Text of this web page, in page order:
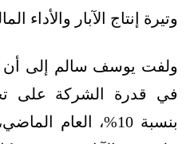
وتيرة إنتاج الآبار
ولفت يوسف سالم إلى أن
في قدرة الشركة على
بنسبة 10%، العام